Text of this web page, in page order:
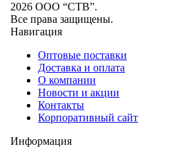
2026 ООО “СТВ”.
Все права защищены.
Навигация
Оптовые поставки
Доставка и оплата
О компании
Новости и акции
Контакты
Корпоративный сайт
Информация